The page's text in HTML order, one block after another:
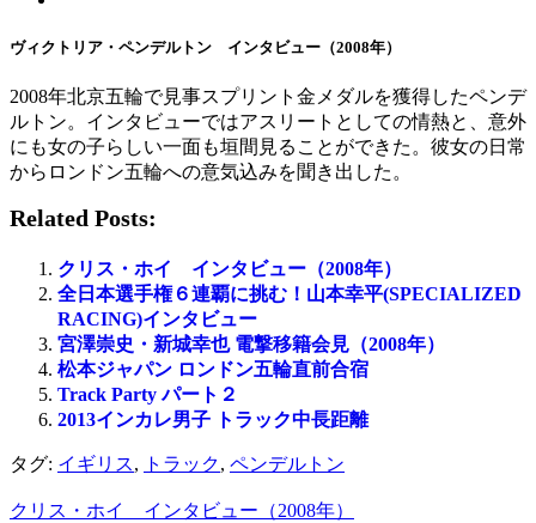
ヴィクトリア・ペンデルトン インタビュー（2008年）
2008年北京五輪で見事スプリント金メダルを獲得したペンデ
ルトン。インタビューではアスリートとしての情熱と、意外
にも女の子らしい一面も垣間見ることができた。彼女の日常
からロンドン五輪への意気込みを聞き出した。
Related Posts:
クリス・ホイ インタビュー（2008年）
全日本選手権６連覇に挑む！山本幸平(SPECIALIZED
RACING)インタビュー
宮澤崇史・新城幸也 電撃移籍会見（2008年）
松本ジャパン ロンドン五輪直前合宿
Track Party パート２
2013インカレ男子 トラック中長距離
タグ: イギリス, トラック, ペンデルトン
クリス・ホイ インタビュー（2008年）